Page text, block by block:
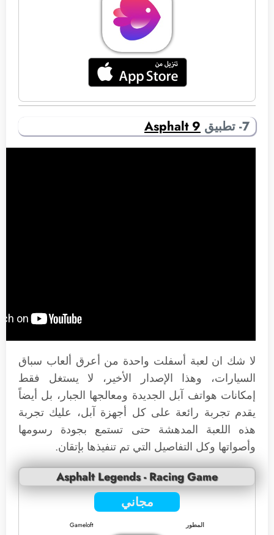
7- تطبيق Asphalt 9
لا شك ان لعبة أسفلت واحدة من أعرق ألعاب سباق
السيارات، وهذا الإصدار الأخير، لا يستغل فقط
إمكانات هواتف آبل الجديدة ومعالجها الجبار، بل أيضاً
يقدم تجربة رائعة على كل أجهزة آبل، عليك تجربة
هذه اللعبة المدهشة حتى تستمع بجودة رسومها
وأصواتها وكل التفاصيل التي تم تنفيذها بإتقان.
Asphalt Legends - Racing Game
مجاني
المطور Gameloft